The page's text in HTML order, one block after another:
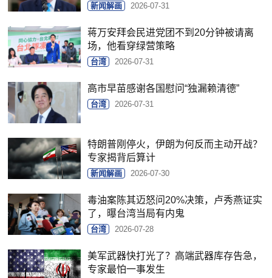
新闻解画 2026-07-31
蒋万安拜会民进党团不到20分钟被请离
场，他看穿绿营策略
台湾 2026-07-31
高市早苗感谢各国慰问“独漏赖清德”
台湾 2026-07-31
特朗普刚停火，伊朗为何反而主动开战？
专家揭背后算计
新闻解画 2026-07-30
毒油案陈其迈怒问20%决策，卢秀燕证实
了，曝台湾当局有内鬼
台湾 2026-07-28
美军武器快打光了？高端武器库存告急，
专家最怕一事发生